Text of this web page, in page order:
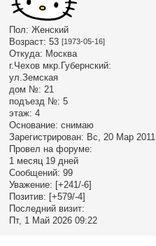
Пол: Женский
Возраст: 53 [1973-05-16]
Откуда: Москва
г.Чехов мкр.Губернский:
ул.Земская
дом №: 21
подъезд №: 5
этаж: 4
Основание: снимаю
Зарегистрирован: Вс, 20 Мар 2011
Провел на форуме:
1 месяц 19 дней
Сообщений: 99
Уважение: [+241/-6]
Позитив: [+579/-4]
Последний визит:
Пт, 1 Май 2026 09:22